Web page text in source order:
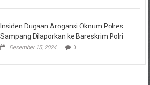
Insiden Dugaan Arogansi Oknum Polres
Sampang Dilaporkan ke Bareskrim Polri
Desember 15, 2024 0